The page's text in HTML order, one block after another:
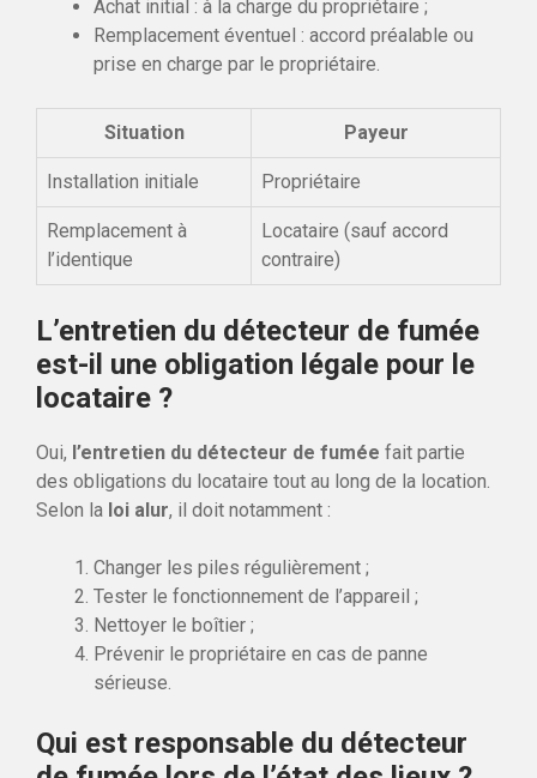
Achat initial : à la charge du propriétaire ;
Remplacement éventuel : accord préalable ou
prise en charge par le propriétaire.
Situation Payeur
Installation initiale Propriétaire
Remplacement à
l’identique
Locataire (sauf accord
contraire)
L’entretien du détecteur de fumée
est-il une obligation légale pour le
locataire ?
Oui, l’entretien du détecteur de fumée fait partie
des obligations du locataire tout au long de la location.
Selon la loi alur, il doit notamment :
Changer les piles régulièrement ;
Tester le fonctionnement de l’appareil ;
Nettoyer le boîtier ;
Prévenir le propriétaire en cas de panne
sérieuse.
Qui est responsable du détecteur